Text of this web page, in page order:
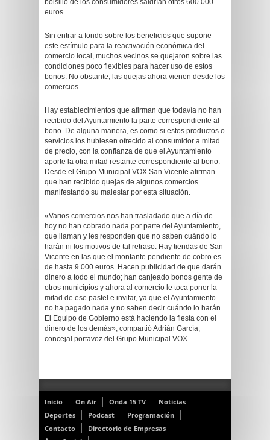
bolsillo de los consumidores saldrían otros 600.000
euros.
Sin entrar a fondo sobre los beneficios que supone
este estímulo para la reactivación económica del
comercio local, muchos vecinos se quejaron sobre las
condiciones poco flexibles para hacer uso de estos
bonos. No obstante, las quejas ahora vienen desde los
comercios.
Hay establecimientos que afirman que todavía no han
recibido del Ayuntamiento la parte correspondiente al
bono. De alguna manera, es como si estos productos o
servicios los hubiesen ofrecido al consumidor a mitad
de precio, con la confianza de que el Ayuntamiento
aporte la otra mitad restante correspondiente al bono.
Desde el Grupo Municipal VOX San Vicente afirman
que han recibido quejas de algunos comercios
manifestando su malestar por esta situación.
«Varios comercios nos han trasladado que a día de
hoy no han cobrado nada por parte del Ayuntamiento,
que llaman y les responden que no saben cuándo lo
harán ni los motivos de tal retraso. Hay tiendas de San
Vicente en las que el montante pendiente de cobro es
de hasta 9.000 euros. Hacen publicidad de que darán
dinero a todo el mundo; han canjeado bonos gente de
otros municipios y ahora al comercio le toca poner la
mitad de ese pastel e invitar, ya que el Ayuntamiento
no ha pagado nada y no saben decir cuándo lo harán.
El Equipo de Gobierno está haciendo la fiesta con el
dinero de los demás», compartió Adrián García,
concejal portavoz del Grupo Municipal VOX.
Inicio On Air Onda 15 TV
Noticias
Deportes
Podcast
Programación
Contacto
Directorio de Empresas